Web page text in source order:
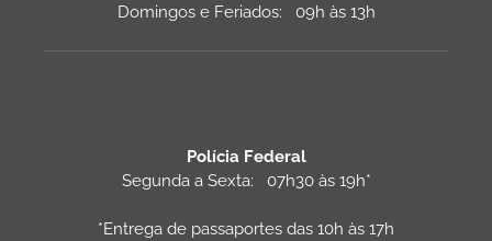
Domingos e Feriados: 09h às 13h
Polícia Federal
Segunda a Sexta: 07h30 às 19h*
*Entrega de passaportes das 10h às 17h